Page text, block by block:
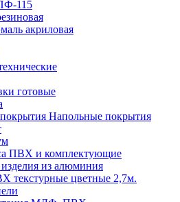
115
акриловая
готовые
Напольные покрытия
ПВХ и комплектующие
из алюминия
текстурные цветные 2,7м.